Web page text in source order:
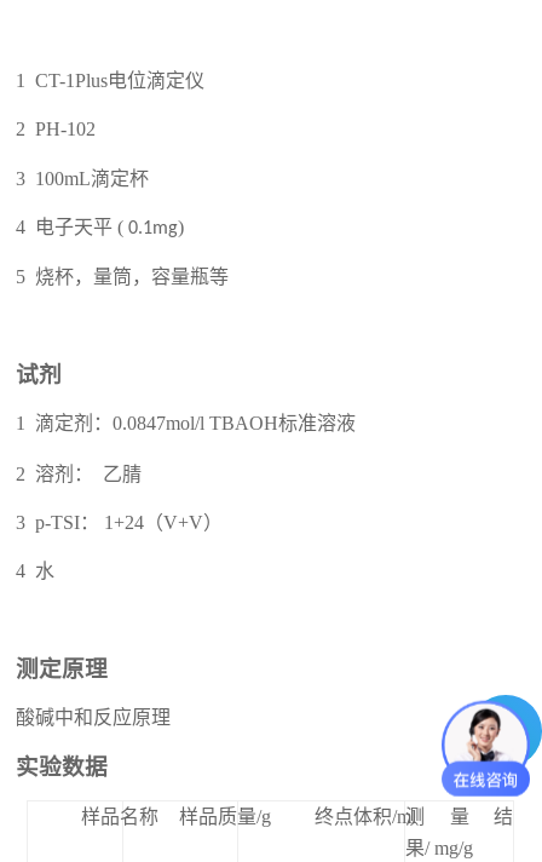
1 CT-1Plus电位滴定仪
2 PH-102
3 100mL滴定杯
4 电子天平 ( 0.1mg)
5 烧杯，量筒，容量瓶等
试剂
1 滴定剂：0.0847mol/l TBAOH标准溶液
2 溶剂： 乙腈
3 p-TSI： 1+24（V+V）
4 水
测定原理
酸碱中和反应原理
实验数据
样品名称 样品质量/g 终点体积/ml测量结
果/mg/g